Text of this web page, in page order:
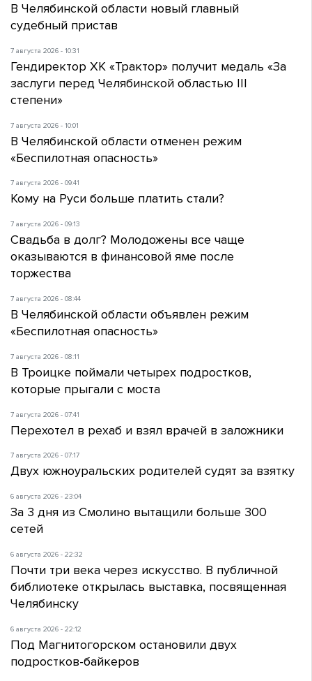
В Челябинской области новый главный
судебный пристав
7 августа 2026 - 10:31
Гендиректор ХК «Трактор» получит медаль «За
заслуги перед Челябинской областью III
степени»
7 августа 2026 - 10:01
В Челябинской области отменен режим
«Беспилотная опасность»
7 августа 2026 - 09:41
Кому на Руси больше платить стали?
7 августа 2026 - 09:13
Свадьба в долг? Молодожены все чаще
оказываются в финансовой яме после
торжества
7 августа 2026 - 08:44
В Челябинской области объявлен режим
«Беспилотная опасность»
7 августа 2026 - 08:11
В Троицке поймали четырех подростков,
которые прыгали с моста
7 августа 2026 - 07:41
Перехотел в рехаб и взял врачей в заложники
7 августа 2026 - 07:17
Двух южноуральских родителей судят за взятку
6 августа 2026 - 23:04
За 3 дня из Смолино вытащили больше 300
сетей
6 августа 2026 - 22:32
Почти три века через искусство. В публичной
библиотеке открылась выставка, посвященная
Челябинску
6 августа 2026 - 22:12
Под Магнитогорском остановили двух
подростков-байкеров